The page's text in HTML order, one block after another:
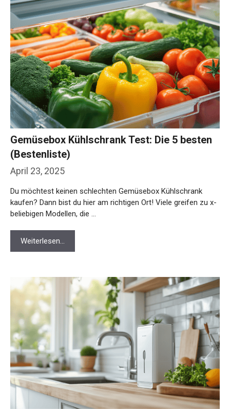
April 23, 2025
Gemüsebox Kühlschrank Test: Die 5 besten
(Bestenliste)
Du möchtest keinen schlechten Gemüsebox Kühlschrank
kaufen? Dann bist du hier am richtigen Ort! Viele greifen zu x-
beliebigen Modellen, die …
Weiterlesen…